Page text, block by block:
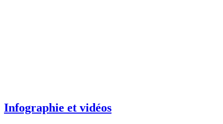
Infographie et vidéos